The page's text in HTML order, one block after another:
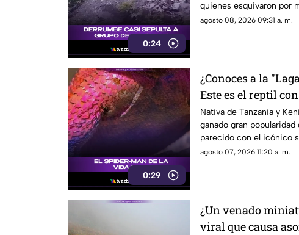
0:24
quienes esquivaron por
bajo los escombros.
agosto 08, 2026 09:31 a. m.
0:29
¿Conoces a la
Este es el reptil
superhéroe
Nativa de Tanzania y
ganado gran
parecido con el icónico
agosto 07, 2026 11:20 a. m.
¿Un venado
viral que causa